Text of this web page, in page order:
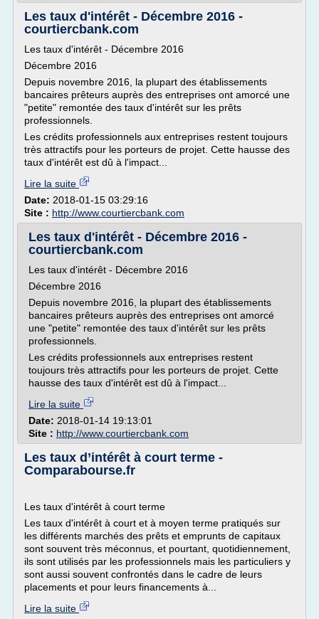
Les taux d'intérêt - Décembre 2016 -
courtiercbank.com
Les taux d'intérêt - Décembre 2016
Décembre 2016
Depuis novembre 2016, la plupart des établissements
bancaires prêteurs auprès des entreprises ont amorcé une
"petite" remontée des taux d'intérêt sur les prêts
professionnels.
Les crédits professionnels aux entreprises restent toujours
très attractifs pour les porteurs de projet. Cette hausse des
taux d'intérêt est dû à l'impact...
Lire la suite
Date: 2018-01-15 03:29:16
Site : http://www.courtiercbank.com
Les taux d'intérêt - Décembre 2016 -
courtiercbank.com
Les taux d'intérêt - Décembre 2016
Décembre 2016
Depuis novembre 2016, la plupart des établissements
bancaires prêteurs auprès des entreprises ont amorcé
une "petite" remontée des taux d'intérêt sur les prêts
professionnels.
Les crédits professionnels aux entreprises restent
toujours très attractifs pour les porteurs de projet. Cette
hausse des taux d'intérêt est dû à l'impact...
Lire la suite
Date: 2018-01-14 19:13:01
Site : http://www.courtiercbank.com
Les taux d’intérêt à court terme -
Comparabourse.fr
Les taux d'intérêt à court terme
Les taux d'intérêt à court et à moyen terme pratiqués sur
les différents marchés des prêts et emprunts de capitaux
sont souvent très méconnus, et pourtant, quotidiennement,
ils sont utilisés par les professionnels mais les particuliers y
sont aussi souvent confrontés dans le cadre de leurs
placements et pour leurs financements à...
Lire la suite